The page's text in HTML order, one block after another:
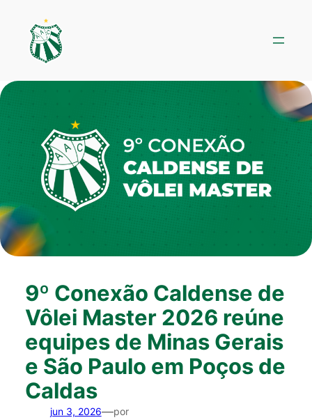
conteúdo
9º Conexão Caldense de
Vôlei Master 2026 reúne
equipes de Minas Gerais
e São Paulo em Poços de
Caldas
jun 3, 2026—por